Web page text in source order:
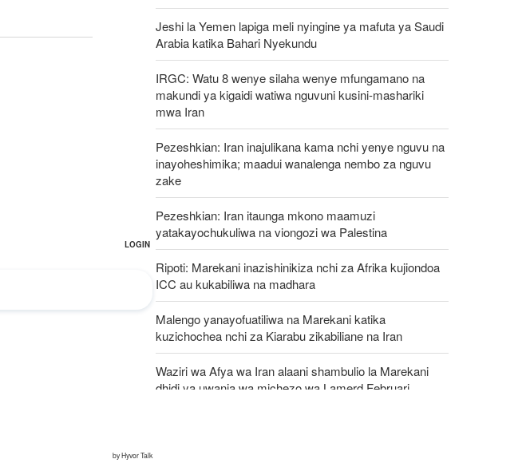
Jeshi la Yemen lapiga meli nyingine ya mafuta ya Saudi
Arabia katika Bahari Nyekundu
IRGC: Watu 8 wenye silaha wenye mfungamano na
makundi ya kigaidi watiwa nguvuni kusini-mashariki
mwa Iran
Pezeshkian: Iran inajulikana kama nchi yenye nguvu na
inayoheshimika; maadui wanalenga nembo za nguvu
zake
Pezeshkian: Iran itaunga mkono maamuzi
yatakayochukuliwa na viongozi wa Palestina
Ripoti: Marekani inazishinikiza nchi za Afrika kujiondoa
ICC au kukabiliwa na madhara
Malengo yanayofuatiliwa na Marekani katika
kuzichochea nchi za Kiarabu zikabiliane na Iran
Waziri wa Afya wa Iran alaani shambulio la Marekani
dhidi ya uwanja wa michezo wa Lamerd Februari